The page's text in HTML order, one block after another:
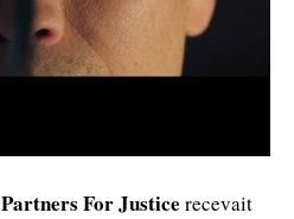
Partners For Justice recevait